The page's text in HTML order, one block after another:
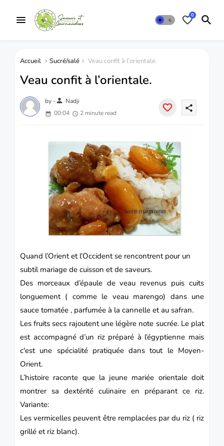
0
Accueil Sucré/salé Veau confit à l’orientale.
Veau confit à l’orientale.
by -person Nadji
00:04
2 minute read
share
Quand l’Orient et l’Occident se rencontrent pour un
subtil mariage de cuisson et de saveurs.
Des morceaux d’épaule de veau revenus puis cuits
longuement ( comme le veau marengo) dans une
sauce tomatée , parfumée à la cannelle et au safran.
Les fruits secs rajoutent une légère note sucrée. Le plat
est accompagné d’un riz préparé à l’égyptienne mais
c'est une spécialité pratiquée dans tout le Moyen-
Orient.
L’histoire raconte que la jeune mariée orientale doit
montrer sa dextérité culinaire en préparant ce riz.
Variante:
Les vermicelles peuvent être remplacées par du riz ( riz
grillé et riz blanc).